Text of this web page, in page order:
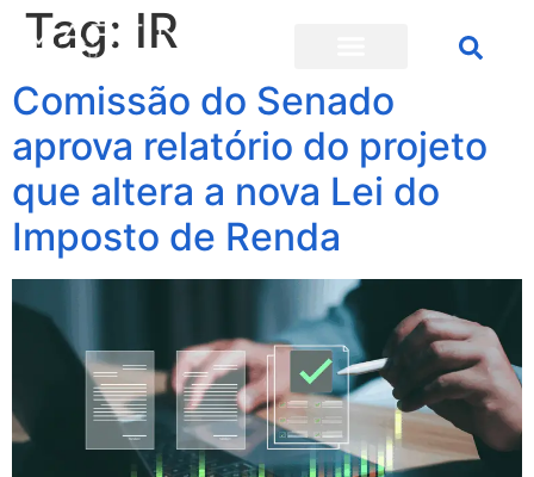
Tag: IR
Comissão do Senado
aprova relatório do projeto
que altera a nova Lei do
Imposto de Renda